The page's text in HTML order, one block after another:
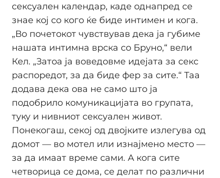
сексуален календар, каде однапред се
знае кој со кого ќе биде интимен и кога.
„Во почетокот чувствував дека ја губиме
нашата интимна врска со Бруно,“ вели
Кел. „Затоа ја воведовме идејата за секс
распоредот, за да биде фер за сите.“ Таа
додава дека ова не само што ја
подобрило комуникацијата во групата,
туку и нивниот сексуален живот.
Понекогаш, секој од двојките излегува од
домот — во мотел или изнајмено место —
за да имаат време сами. А кога сите
четворица се дома, се делат по различни